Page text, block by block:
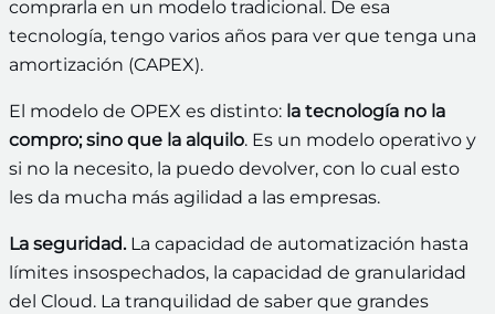
comprarla en un modelo tradicional. De esa
tecnología, tengo varios años para ver que tenga una
amortización (CAPEX).
El modelo de OPEX es distinto: la tecnología no la
compro; sino que la alquilo. Es un modelo operativo y
si no la necesito, la puedo devolver, con lo cual esto
les da mucha más agilidad a las empresas.
La seguridad. La capacidad de automatización hasta
límites insospechados, la capacidad de granularidad
del Cloud. La tranquilidad de saber que grandes